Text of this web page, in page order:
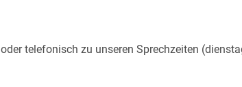
oder telefonisch zu unseren Sprechzeiten